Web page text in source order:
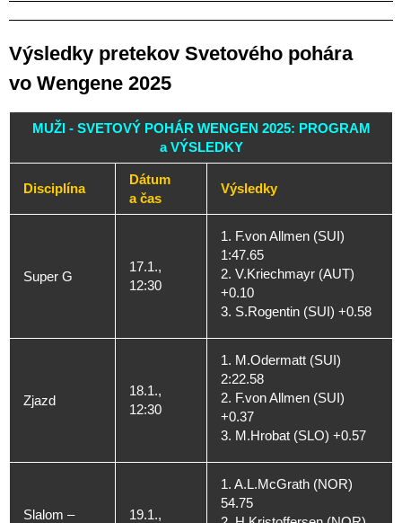
Výsledky pretekov Svetového pohára
vo Wengene 2025
MUŽI - SVETOVÝ POHÁR WENGEN 2025: PROGRAM
a VÝSLEDKY
Disciplína
Dátum
a čas
Výsledky
Super G
17.1.,
12:30
1. F.von Allmen (SUI)
1:47.65
2. V.Kriechmayr (AUT)
+0.10
3. S.Rogentin (SUI) +0.58
Zjazd
18.1.,
12:30
1. M.Odermatt (SUI)
2:22.58
2. F.von Allmen (SUI)
+0.37
3. M.Hrobat (SLO) +0.57
Slalom –
19.1.,
1. A.L.McGrath (NOR)
54.75